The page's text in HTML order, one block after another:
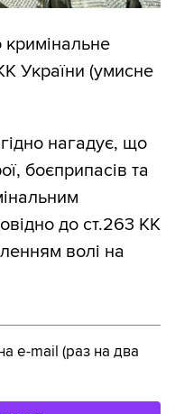
України (умисне
нагадує, що
боєприпасів та
до ст.263 КК
волі на
e-mail (раз на два